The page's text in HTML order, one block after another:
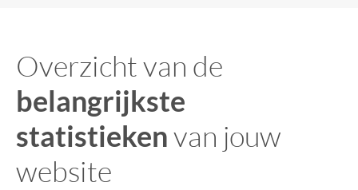
Overzicht van de
belangrijkste
statistiekenvan jouw
website